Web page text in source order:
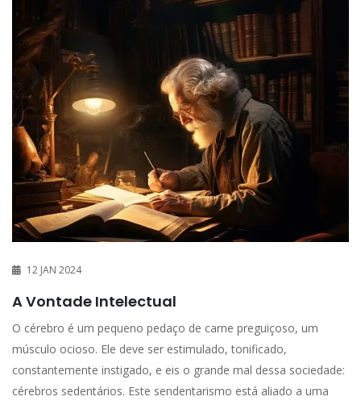
12 JAN 2024
A Vontade Intelectual
O cérebro é um pequeno pedaço de carne preguiçoso, um
músculo ocioso. Ele deve ser estimulado, tonificado,
constantemente instigado, e eis o grande mal dessa sociedade:
cérebros sedentários. Este sendentarismo está aliado a uma